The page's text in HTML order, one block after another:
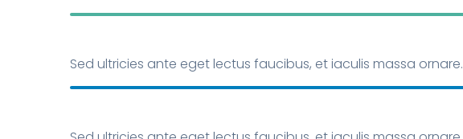
Sed ultricies ante eget lectus faucibus, et iaculis massa ornare.